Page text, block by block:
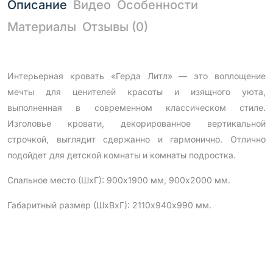
Описание Видео Особенности
Материалы Отзывы (0)
Интерьерная кровать «Герда Литл» — это воплощение
мечты для ценителей красоты и изящного уюта,
выполненная в современном классическом стиле.
Изголовье кровати, декорированное вертикальной
строчкой, выглядит сдержанно и гармонично. Отлично
подойдет для детской комнаты и комнаты подростка.
Спальное место (ШхГ): 900х1900 мм, 900х2000 мм.
Габаритный размер (ШхВхГ): 2110х940х990 мм.